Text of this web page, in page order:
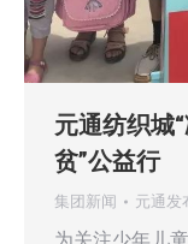
元通纺织城
贫”公益行
集团新闻 元通发